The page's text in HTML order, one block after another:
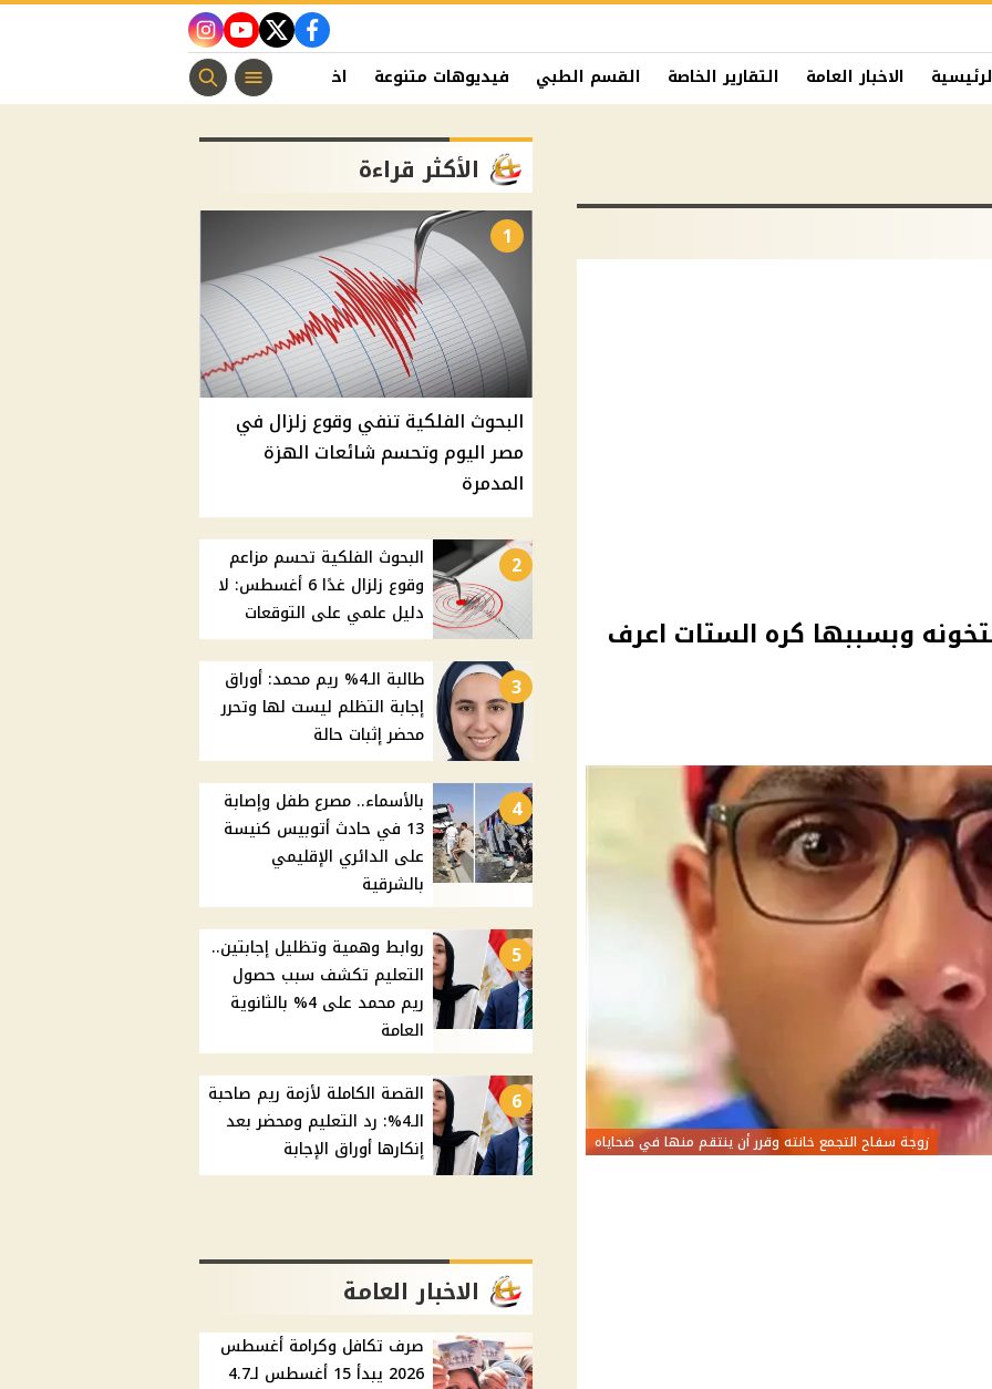
facebook
twitter
youtube
instagram
الاخبار العامة التقارير الخاصة القسم الطبي فيديوهات متنوعة اخبار الفن منوعات مسيحية
وبسببها كره الستات اعرف
زوجة سفاح التجمع خانته وقرر أن ينتقم منها في ضحاياه
الأكثر قراءة
1
البحوث الفلكية تنفي وقوع زلزال في
مصر اليوم وتحسم شائعات الهزة
المدمرة
2
البحوث الفلكية تحسم مزاعم
وقوع زلزال غدًا 6 أغسطس: لا
دليل علمي على التوقعات
3
طالبة الـ4% ريم محمد: أوراق
إجابة التظلم ليست لها وتحرر
محضر إثبات حالة
4
بالأسماء.. مصرع طفل وإصابة
13 في حادث أتوبيس كنيسة
على الدائري الإقليمي
بالشرقية
5
روابط وهمية وتظليل إجابتين..
التعليم تكشف سبب حصول
ريم محمد على 4% بالثانوية
العامة
6
القصة الكاملة لأزمة ريم صاحبة
الـ4%: رد التعليم ومحضر بعد
إنكارها أوراق الإجابة
الاخبار العامة
صرف تكافل وكرامة أغسطس
2026 يبدأ 15 أغسطس لـ4.7